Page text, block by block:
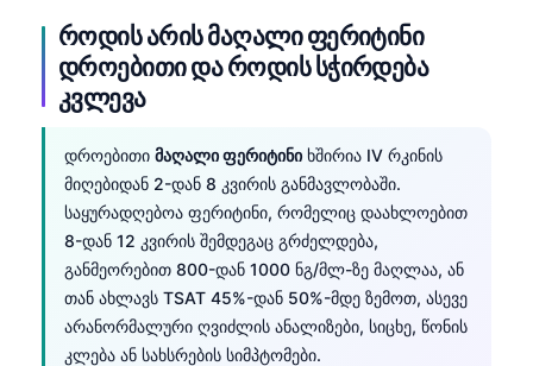
როდის არის მაღალი ფერიტინი
დროებითი და როდის სჭირდება
კვლევა
დროებითი მაღალი ფერიტინი ხშირია IV რკინის
მიღებიდან 2-დან 8 კვირის განმავლობაში.
საყურადღებოა ფერიტინი, რომელიც დაახლოებით
8-დან 12 კვირის შემდეგაც გრძელდება,
განმეორებით 800-დან 1000 ნგ/მლ-ზე მაღლაა, ან
თან ახლავს TSAT 45%-დან 50%-მდე ზემოთ, ასევე
არანორმალური ღვიძლის ანალიზები, სიცხე, წონის
კლება ან სახსრების სიმპტომები.
ಕನ್ನಡ
മലയാളം
Bahasa Melayu
Tiếng Việt
Tagalog
ဗမာစာ
ភាសាខ្មែរ
Kiswahili